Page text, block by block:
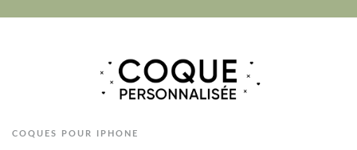
COQUES POUR IPHONE